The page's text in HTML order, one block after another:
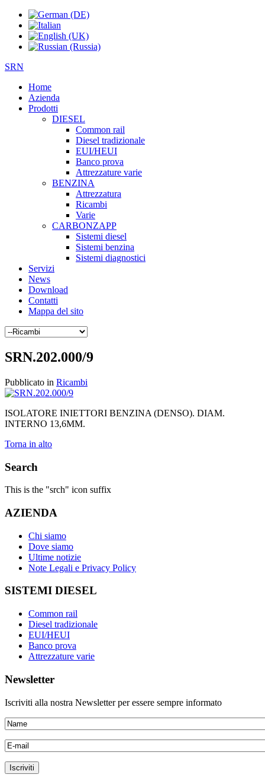
SRN
Home
Azienda
Prodotti
DIESEL
Common rail
Diesel tradizionale
EUI/HEUI
Banco prova
Attrezzature varie
BENZINA
Attrezzatura
Ricambi
Varie
CARBONZAPP
Sistemi diesel
Sistemi benzina
Sistemi diagnostici
Servizi
News
Download
Contatti
Mappa del sito
SRN.202.000/9
Pubblicato in Ricambi
ISOLATORE INIETTORI BENZINA (DENSO). DIAM.
INTERNO 13,6MM.
Torna in alto
Search
This is the "srch" icon suffix
AZIENDA
Chi siamo
Dove siamo
Ultime notizie
Note Legali e Privacy Policy
SISTEMI DIESEL
Common rail
Diesel tradizionale
EUI/HEUI
Banco prova
Attrezzature varie
Newsletter
Iscriviti alla nostra Newsletter per essere sempre informato